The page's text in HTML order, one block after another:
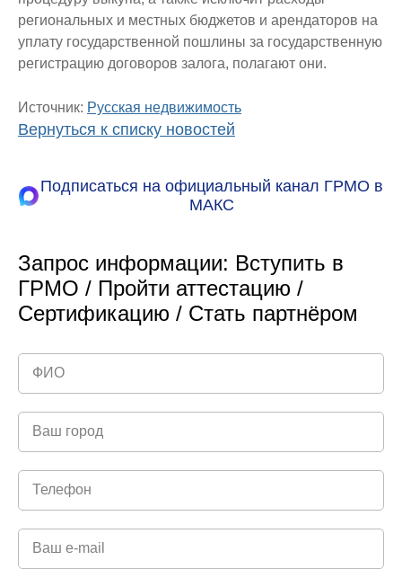
региональных и местных бюджетов и арендаторов на
уплату государственной пошлины за государственную
регистрацию договоров залога, полагают они.
Источник: Русская недвижимость
Вернуться к списку новостей
Подписаться на официальный канал ГРМО в
МАКС
Запрос информации: Вступить в
ГРМО / Пройти аттестацию /
Сертификацию / Стать партнёром